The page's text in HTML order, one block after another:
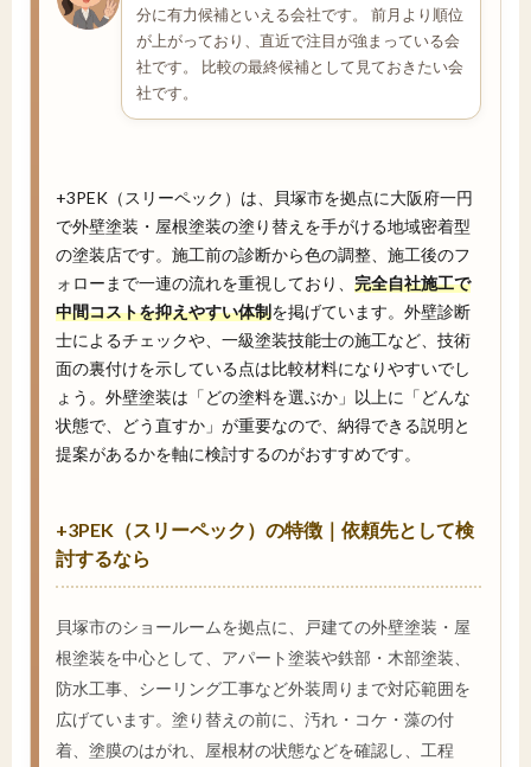
分に有力候補といえる会社です。 前月より順位
が上がっており、直近で注目が強まっている会
社です。 比較の最終候補として見ておきたい会
社です。
+3PEK（スリーペック）は、貝塚市を拠点に大阪府一円
で外壁塗装・屋根塗装の塗り替えを手がける地域密着型
の塗装店です。施工前の診断から色の調整、施工後のフ
ォローまで一連の流れを重視しており、 完全自社施工で
中間コストを抑えやすい体制を掲げています。外壁診断
士によるチェックや、一級塗装技能士の施工など、技術
面の裏付けを示している点は比較材料になりやすいでし
ょう。外壁塗装は「どの塗料を選ぶか」以上に「どんな
状態で、どう直すか」が重要なので、納得できる説明と
提案があるかを軸に検討するのがおすすめです。
+3PEK（スリーペック）の特徴｜依頼先として検
討するなら
貝塚市のショールームを拠点に、戸建ての外壁塗装・屋
根塗装を中心として、アパート塗装や鉄部・木部塗装、
防水工事、シーリング工事など外装周りまで対応範囲を
広げています。塗り替えの前に、汚れ・コケ・藻の付
着、塗膜のはがれ、屋根材の状態などを確認し、工程